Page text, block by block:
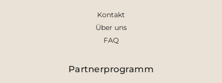
Kontakt
Über uns
FAQ
Partnerprogramm